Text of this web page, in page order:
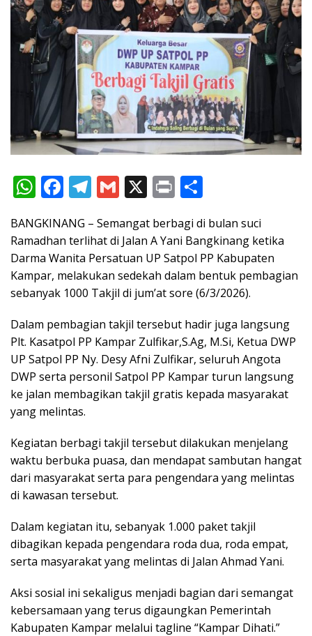
W
h
at
s
A
p
p
F
ac
e
b
o
o
k
T
el
e
gr
a
m
G
m
ai
l
X Pr
in
t ar
e
BANGKINANG – Semangat berbagi di bulan suci
Ramadhan terlihat di Jalan A Yani Bangkinang ketika
Darma Wanita Persatuan UP Satpol PP Kabupaten
Kampar, melakukan sedekah dalam bentuk pembagian
sebanyak 1000 Takjil di jum’at sore (6/3/2026).
Dalam pembagian takjil tersebut hadir juga langsung
Plt. Kasatpol PP Kampar Zulfikar,S.Ag, M.Si, Ketua DWP
UP Satpol PP Ny. Desy Afni Zulfikar, seluruh Angota
DWP serta personil Satpol PP Kampar turun langsung
ke jalan membagikan takjil gratis kepada masyarakat
yang melintas.
Kegiatan berbagi takjil tersebut dilakukan menjelang
waktu berbuka puasa, dan mendapat sambutan hangat
dari masyarakat serta para pengendara yang melintas
di kawasan tersebut.
Dalam kegiatan itu, sebanyak 1.000 paket takjil
dibagikan kepada pengendara roda dua, roda empat,
serta masyarakat yang melintas di Jalan Ahmad Yani.
Aksi sosial ini sekaligus menjadi bagian dari semangat
kebersamaan yang terus digaungkan Pemerintah
Kabupaten Kampar melalui tagline “Kampar Dihati.”